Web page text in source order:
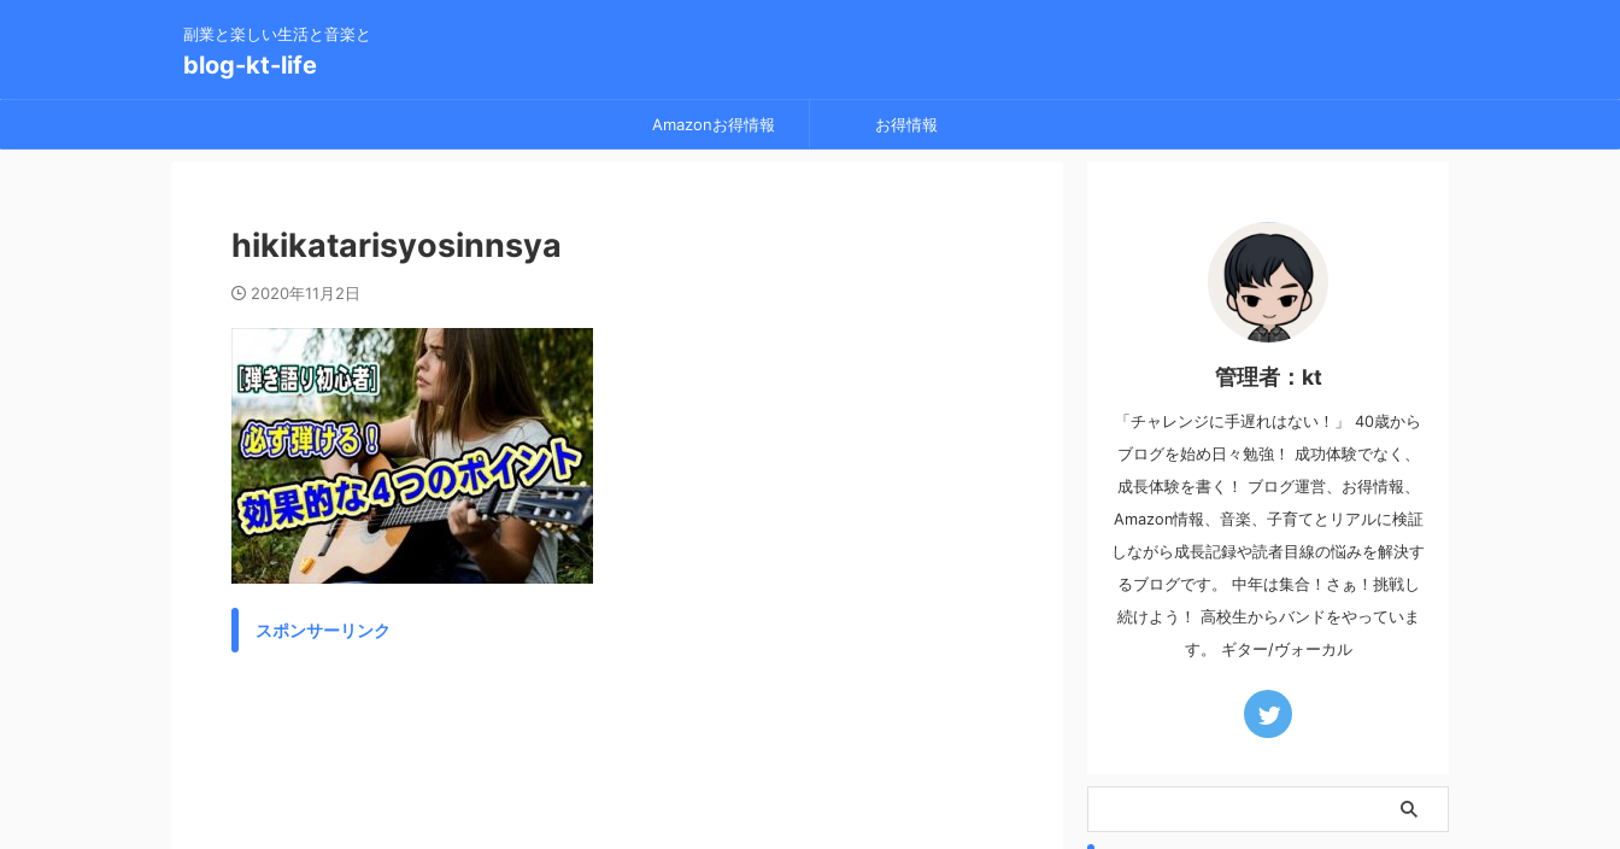
副業と楽しい生活と音楽と
blog-kt-life
Amazonお得情報 お得情報
hikikatarisyosinnsya
2020年11月2日
スポンサーリンク
管理者：kt
「チャレンジに手遅れはない！」 40歳から
ブログを始め日々勉強！ 成功体験でなく、
成長体験を書く！ ブログ運営、お得情報、
Amazon情報、音楽、子育てとリアルに検証
しながら成長記録や読者目線の悩みを解決す
るブログです。 中年は集合！さぁ！挑戦し
続けよう！ 高校生からバンドをやっていま
す。 ギター/ヴォーカル